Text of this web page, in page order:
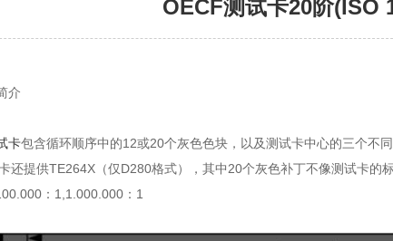
OECF测试卡20阶(ISO
介
卡包含循环顺序中的12或20个灰色色块，以及测试卡中心的三个不
还提供TE264X（仅D280格式），其中20个灰色补丁不像测试卡的
：1,1.000.000：1